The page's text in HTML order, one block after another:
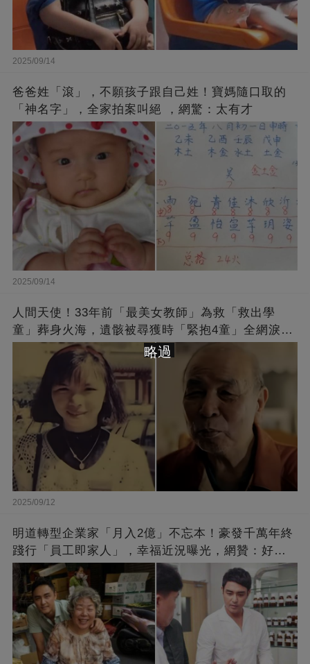
2025/09/14
爸爸姓「滾」，不願孩子跟自己姓！寶媽隨口取的
「神名字」，全家拍案叫絕 ，網驚：太有才
2025/09/14
人間天使！33年前「最美女教師」為救「救出學
童」葬身火海，遺骸被尋獲時「緊抱4童」全網淚
崩：真正的英雄不該被遺忘
2025/09/12
明道轉型企業家「月入2億」不忘本！豪發千萬年終
踐行「員工即家人」，幸福近況曝光，網贊：好老
闆的福報
略過